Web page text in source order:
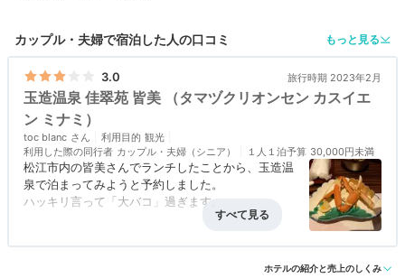
カップル・夫婦で宿泊した人の口コミ もっと見る
3.0 旅行時期 2023年2月
玉造温泉 佳翠苑 皆美 （タマヅクリオンセン カスイエ
ン ミナミ）
toc blanc 利用目的 観光
利用した際の同行者 カップル・夫婦（シニア） １人１泊予算 30,000円未満
松江市内の皆美さんでランチしたことから、玉造温
泉で泊まってみようと予約しました。
ハッキリ言って「大バコ」過ぎます。
大浴場が２か所とは…そのうちの「展望風呂」は内
アクセス 3.0 コスパ 3.0 客室 3.0 接客対応 3.0 風呂 1.0
ホテルの紹介と売上のしくみ